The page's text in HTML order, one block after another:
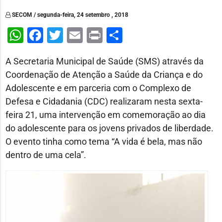
SECOM / segunda-feira, 24 setembro , 2018
WhatsApp
Facebook
Twitter
Email
PrintShare
A Secretaria Municipal de Saúde (SMS) através da
Coordenação de Atenção a Saúde da Criança e do
Adolescente e em parceria com o Complexo de
Defesa e Cidadania (CDC) realizaram nesta sexta-
feira 21, uma intervenção em comemoração ao dia
do adolescente para os jovens privados de liberdade.
O evento tinha como tema “A vida é bela, mas não
dentro de uma cela”.